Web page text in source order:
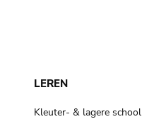
LEREN
Kleuter- & lagere school